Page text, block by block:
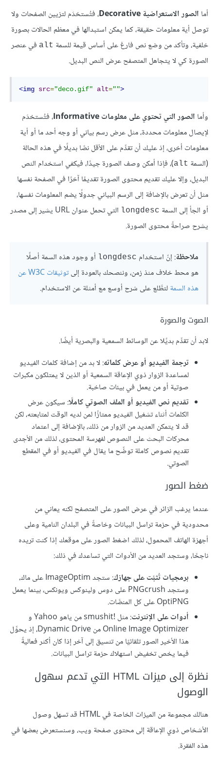
أما الصور الاستعراضية Decorative
، فتُستخدَم لتزيين الصفحات ولا
توصل أية معلومات حقيقة، كما يمكن استبدالها في معظم الحالات بصورة
خلفية، وتأكد من وضع نص فارغ على أساس قيمة للسمة alt في عنصر
الصورة كي لا يتجاهل المتصفح عرض النص البديل.
<img src="deco.gif" alt="">
وأما الصور التي تحتوي على معلومات Informative
، فتُستخدَم
لإيصال معلومات محددة، مثل عرض رسم بياني أو وجه أحد ما أو أية
معلومات أخرى، إذ عليك أن تقدِّم على الأقل نصًا بديلًا في هذه الحالة
(السمة alt)، فإذا أمكن وصف الصورة جيدًا، فيكفي استخدام النص
البديل، وإلا عليك تقديم محتوى الصورة تقديمًا آخرًا في الصفحة نفسها
مثل أن تعرض بالإضافة إلى الرسم البياني جدولًا يضم المعلومات نفسها،
أو الجأ إلى السمة longdesc
التي تحمل عنوان URL يشير إلى مصدر
يشرح صراحةً محتوى الصورة.
ملاحظة: إنّ استخدام longdesc أو وجود هذه السمة أصلًا
هو محط خلاف منذ زمن، وننصحك بالعودة إلى
توثيقات W3C عن
هذه السمةلتطَّلع على شرح أوسع مع أمثلة عن الاستخدام.
الصوت والصورة
لابد أن تقدِّم بديًلا عن الوسائط السمعية والبصرية أيضًا.
ترجمة الفيديو أو عرض كلماته: لا بد من إضافة كلمات الفيديو
لمساعدة الزوار ذوي الإعاقة السمعية أو الذين لا يمتلكون مكبرات
صوتية أو من يعمل في بيئات صاخبة.
تقديم نص الفيديو أو الملف الصوتي كاملًا: سيكون عرض
الكلمات أثناء تشغيل الفيديو ممتازًا لمن لديه الوقت لمتابعته، لكن
قد لا يتمكن العديد من الزوار من ذلك، بالإضافة إلى اعتماد
محركات البحث على النصوص لفهرسة المحتوى، لذلك من الأجدى
تقديم نصوص كاملة توضِّح ما يقال في الفيديو أو في المقطع
الصوتي.
ضغط الصور
عندما يرغب الزائر في عرض الصور على المتصفح لكنه يعاني من
محدودية في حزمة تراسل البيانات وخاصةً في البلدان النامية وعلى
أجهزة الهاتف المحمول، لذلك اضغط الصور على موقعك إذا كنت تريده
ناجحًا، وستجد العديد من الأدوات التي تساعدك في ذلك:
برمجيات تُثبَّت على جهازك
: ستجد ImageOptim على ماك،
وستجد PNGcrush على دوس ولينوكس ويونكس، بينما يعمل
OptiPNG على كل المنصَّات.
أدوات على الإنترنت
: مثل smushit!‎ من ياهو Yahoo و
Online Image Optimizer من Dynamic Drive، إذ يحوِّل
هذا الأخير الصور تلقائيًا من تنسيق إلى آخر إذا كان أكثر فعاليةً
فيما يخص تخفيض استهلاك حزمة تراسل البيانات.
نظرة إلى ميزات HTML التي تدعم سهول
الوصول
هنالك مجموعة من الميزات الخاصة في HTML قد تسهل وصول
الأشخاص ذوي الإعاقة إلى محتوى صفحة ويب، وسنستعرض بعضها في
هذه الفقرة.